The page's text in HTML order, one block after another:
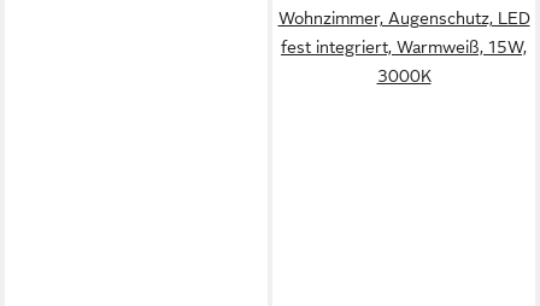
Wohnzimmer, Augenschutz, LED
fest integriert, Warmweiß, 15W,
3000K